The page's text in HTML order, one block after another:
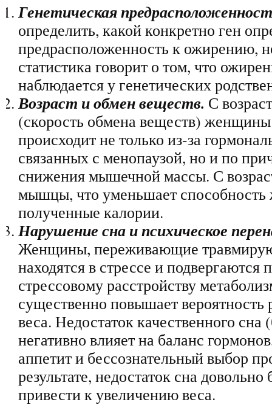
Генетическая
определить, какой конкретно ген
предрасположенность к ожирению,
статистика говорит о том, что
наблюдается у генетических
Возраст и обмен веществ. С
(скорость обмена веществ) женщины
происходит не только из-за
связанных с менопаузой, но и по
снижения мышечной массы. С
мышцы, что уменьшает способность
полученные калории.
Нарушение сна и психическое
Женщины, переживающие
находятся в стрессе и подвергаются
стрессовому расстройству
существенно повышает вероятность
веса. Недостаток качественного
негативно влияет на баланс
аппетит и бессознательный выбор
результате, недостаток сна
привести к увеличению веса.